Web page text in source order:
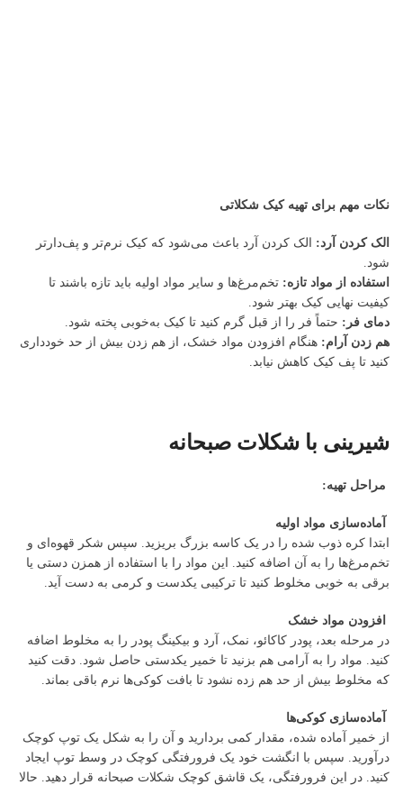
نکات مهم برای تهیه کیک شکلاتی
الک کردن آرد: الک کردن آرد باعث می‌شود که کیک نرم‌تر و پف‌دارتر
شود.
استفاده از مواد تازه: تخم‌مرغ‌ها و سایر مواد اولیه باید تازه باشند تا
کیفیت نهایی کیک بهتر شود.
دمای فر: حتماً فر را از قبل گرم کنید تا کیک به‌خوبی پخته شود.
هم زدن آرام: هنگام افزودن مواد خشک، از هم زدن بیش از حد خودداری
کنید تا پف کیک کاهش نیابد.
شیرینی با شکلات صبحانه
مراحل تهیه:
آماده‌سازی مواد اولیه
ابتدا کره ذوب شده را در یک کاسه بزرگ بریزید. سپس شکر قهوه‌ای و
تخم‌مرغ‌ها را به آن اضافه کنید. این مواد را با استفاده از همزن دستی یا
برقی به خوبی مخلوط کنید تا ترکیبی یکدست و کرمی به دست آید.
افزودن مواد خشک
در مرحله بعد، پودر کاکائو، نمک، آرد و بیکینگ پودر را به مخلوط اضافه
کنید. مواد را به آرامی هم بزنید تا خمیر یکدستی حاصل شود. دقت کنید
که مخلوط بیش از حد هم زده نشود تا بافت کوکی‌ها نرم باقی بماند.
آماده‌سازی کوکی‌ها
از خمیر آماده شده، مقدار کمی بردارید و آن را به شکل یک توپ کوچک
درآورید. سپس با انگشت خود یک فرورفتگی کوچک در وسط توپ ایجاد
کنید. در این فرورفتگی، یک قاشق کوچک شکلات صبحانه قرار دهید. حالا